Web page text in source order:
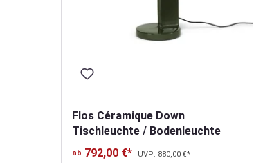
Flos Céramique Down
Tischleuchte / Bodenleuchte
ab 792,00 €* UVP: 880,00 €*